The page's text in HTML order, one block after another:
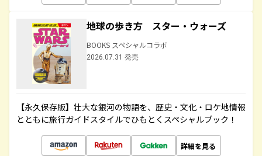
地球の歩き方 スター・ウォーズ
BOOKS スペシャルコラボ
2026.07.31 発売
【永久保存版】壮大な銀河の物語を、歴史・文化・ロケ地情報
とともに旅行ガイドスタイルでひもとくスペシャルブック！
詳細を見る